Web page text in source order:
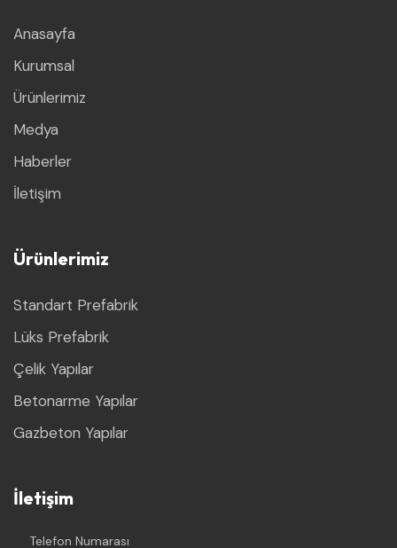
Anasayfa
Kurumsal
Ürünlerimiz
Medya
Haberler
İletişim
Ürünlerimiz
Standart Prefabrik
Lüks Prefabrik
Çelik Yapılar
Betonarme Yapılar
Gazbeton Yapılar
İletişim
Telefon Numarası